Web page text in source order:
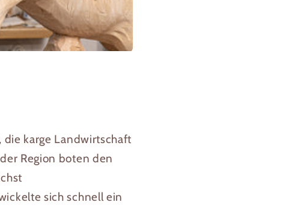
karge Landwirtschaft
Region boten den
sich schnell ein